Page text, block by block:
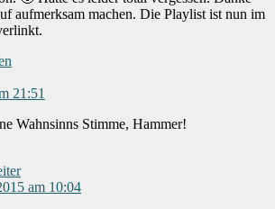
aufmerksam machen. Die Playlist ist nun im
21:51
Wahnsinns Stimme, Hammer!
am 10:04